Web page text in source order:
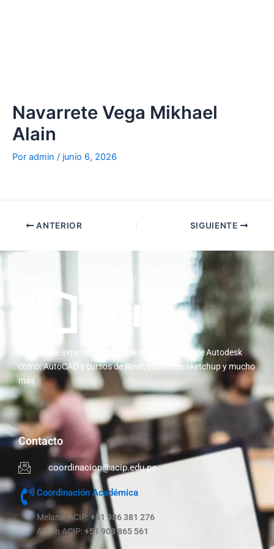
Navarrete Vega Mikhael
Alain
Por admin / junio 6, 2026
ANTERIOR SIGUIENTE
10 años de experiencia implementando cursos de Autodesk
como: AutoCAD y cursos de Revit; cursos de sketchup y mucho
más
Contacto
coordinacion@acip.edu.pe
Coordinación Académica
Melanie ACIP:+51 986 381 276
Alison ACIP:+51 908 865 561